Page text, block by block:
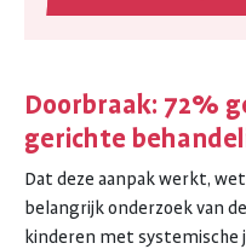
Doorbraak: 72%
gerichte
Dat deze aanpak werkt,
belangrijk onderzoek van
kinderen met systemische